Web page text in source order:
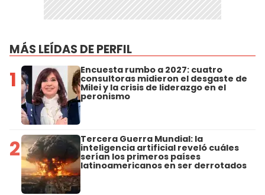
MÁS LEÍDAS DE PERFIL
1 Encuesta rumbo a 2027: cuatro
consultoras midieron el desgaste de
Milei y la crisis de liderazgo en el
peronismo
2 Tercera Guerra Mundial: la
inteligencia artificial reveló cuáles
serían los primeros países
latinoamericanos en ser derrotados